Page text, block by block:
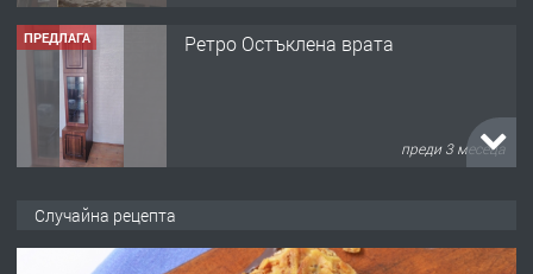
ПРЕДЛАГА Ретро Остъклена врата
преди 3 месеца
Случайна рецепта